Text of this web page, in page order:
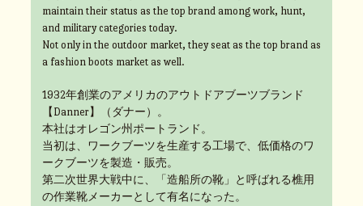
maintain their status as the top brand among work, hunt,
and military categories today.
Not only in the outdoor market, they seat as the top brand as
a fashion boots market as well.
1932年創業のアメリカのアウトドアブーツブランド
【Danner】（ダナー）。
本社はオレゴン州ポートランド。
当初は、ワークブーツを生産する工場で、低価格のワ
ークブーツを製造・販売。
第二次世界大戦中に、「造船所の靴」と呼ばれる樵用
の作業靴メーカーとして有名になった。